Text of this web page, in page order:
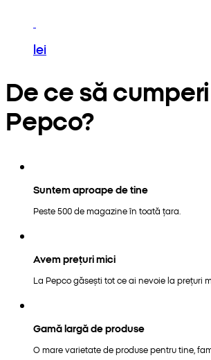
lei
De ce să
Pepco?
Suntem aproape de tine
Peste 500 de magazine în toată țara.
Avem prețuri mici
La Pepco găsești tot ce ai nevoie la prețuri
Gamă largă de produse
O mare varietate de produse pentru tine,